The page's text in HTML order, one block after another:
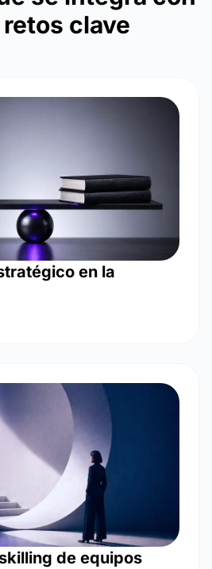
clave
en la
de equipos